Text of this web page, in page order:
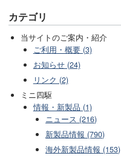
カテゴリ
当サイトのご案内・紹介
ご利用・概要 (3)
お知らせ (24)
リンク (2)
ミニ四駆
情報・新製品 (1)
ニュース (216)
新製品情報 (790)
海外新製品情報 (153)